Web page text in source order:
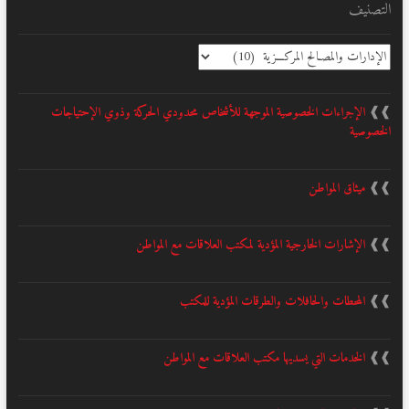
التصنيف
التصنيف
❱❱ الإجراءات الخصوصية الموجهة للأشخاص محدودي الحركة وذوي الإحتياجات
الخصوصية
❱❱ ميثاق المواطن
❱❱ الإشارات الخارجية المؤدية لمكتب العلاقات مع المواطن
❱❱ المحطات والحافلات والطرقات المؤدية للمكتب
❱❱ الخدمات التي يسديها مكتب العلاقات مع المواطن